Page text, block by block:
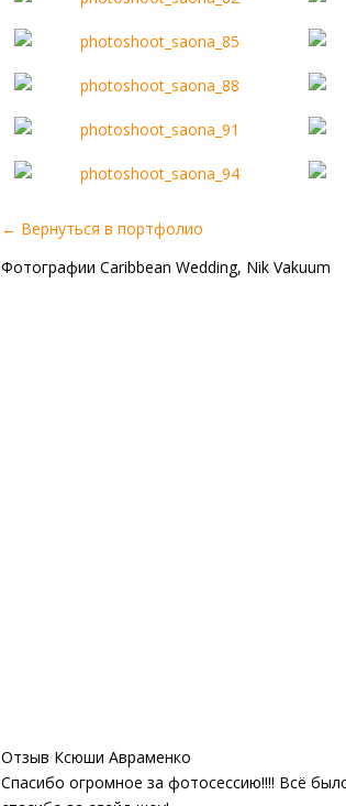
← Вернуться в портфолио
Фотографии Сaribbean Wedding, Nik Vakuum
Отзыв Ксюши Авраменко
Спасибо огромное за фотосессию!!!! Всё